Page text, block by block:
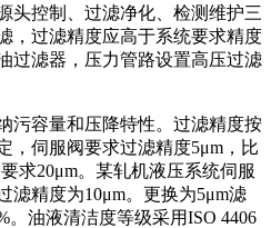
头控制、过滤净化、检测维护三
，过滤精度应高于系统要求精度
过滤器，压力管路设置高压过滤
污容量和压降特性。过滤精度按
，伺服阀要求过滤精度5μm，比
求20μm。某轧机液压系统伺服
滤精度为10μm。更换为5μm滤
。油液清洁度等级采用ISO 4406